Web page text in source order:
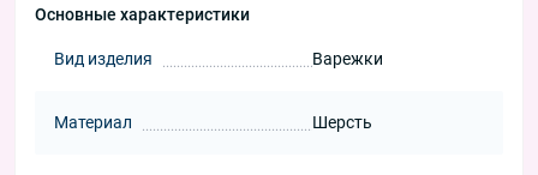
Основные характеристики
Вид изделия Варежки
Материал Шерсть